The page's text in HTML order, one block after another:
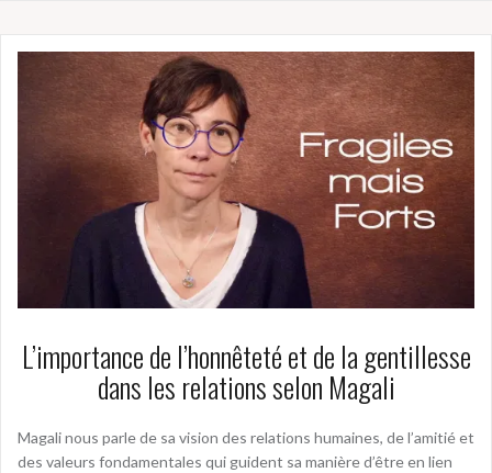
L’importance de l’honnêteté et de la gentillesse
dans les relations selon Magali
Magali nous parle de sa vision des relations humaines, de l’amitié et
des valeurs fondamentales qui guident sa manière d’être en lien